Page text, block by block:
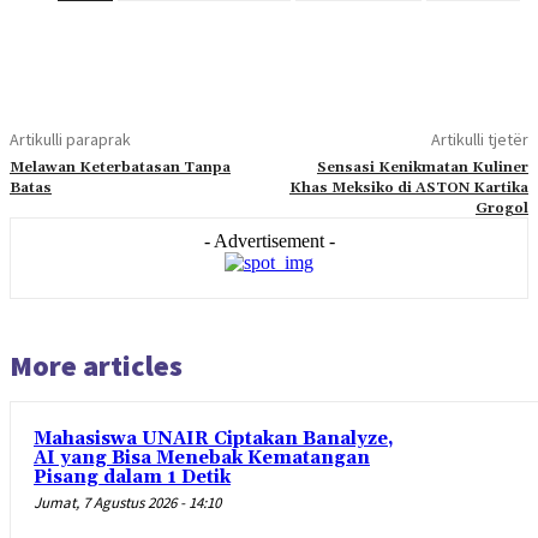
Artikulli paraprak
Melawan Keterbatasan Tanpa
Batas
Artikulli tjetër
Sensasi Kenikmatan Kuliner
Khas Meksiko di ASTON Kartika
Grogol
- Advertisement -
More articles
Mahasiswa UNAIR Ciptakan Banalyze,
AI yang Bisa Menebak Kematangan
Pisang dalam 1 Detik
Jumat, 7 Agustus 2026 - 14:10